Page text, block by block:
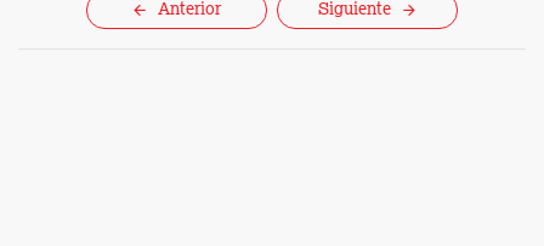
Anterior Siguiente